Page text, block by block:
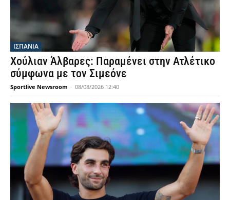
ΙΣΠΑΝΙΑ
Χούλιαν Άλβαρες: Παραμένει στην Ατλέτικο
σύμφωνα με τον Σιμεόνε
Sportlive Newsroom - 08/08/2026 12:40